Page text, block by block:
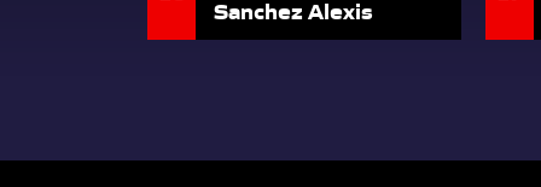
Sanchez Alexis